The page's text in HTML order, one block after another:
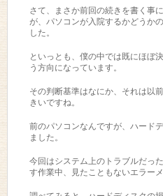
さて、まさか前回の続きを書く事
が、パソコンが入院するかどうか
した。
といっとも、僕の中では既にほぼ
う方向になっています。
その判断基準はなにか、それは以
きいですね。
前のパソコンなんですが、ハード
ました。
今回はシステム上のトラブルだっ
す作業中、見たこともないエラー